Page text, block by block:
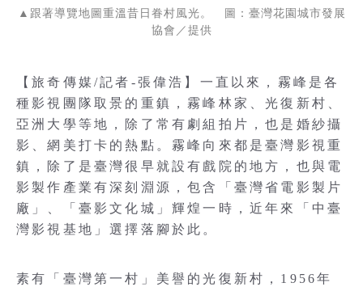
▲跟著導覽地圖重溫昔日眷村風光。 圖：臺灣花園城市發展
協會／提供
【旅奇傳媒/記者-張偉浩】一直以來，霧峰是各
種影視團隊取景的重鎮，霧峰林家、光復新村、
亞洲大學等地，除了常有劇組拍片，也是婚紗攝
影、網美打卡的熱點。霧峰向來都是臺灣影視重
鎮，除了是臺灣很早就設有戲院的地方，也與電
影製作產業有深刻淵源，包含「臺灣省電影製片
廠」、「臺影文化城」輝煌一時，近年來「中臺
灣影視基地」選擇落腳於此。
素有「臺灣第一村」美譽的光復新村，1956年